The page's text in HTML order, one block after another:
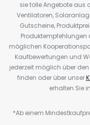
sie tolle Angebote aus
Ventilatoren,
Gutscheine,
möglichen
Kaufbewertungen und
jederzeit möglich über
finden oder über unser
erhalten Sie
*Ab einem